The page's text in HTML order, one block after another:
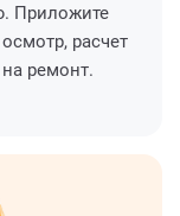
Приложите
расчет
ремонт.